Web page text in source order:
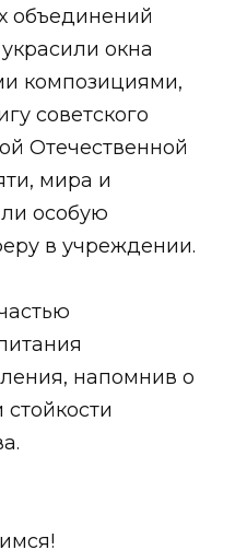
объединений
окна
композициями,
советского
Отечественной
мира и
особую
в учреждении.
напомнив о